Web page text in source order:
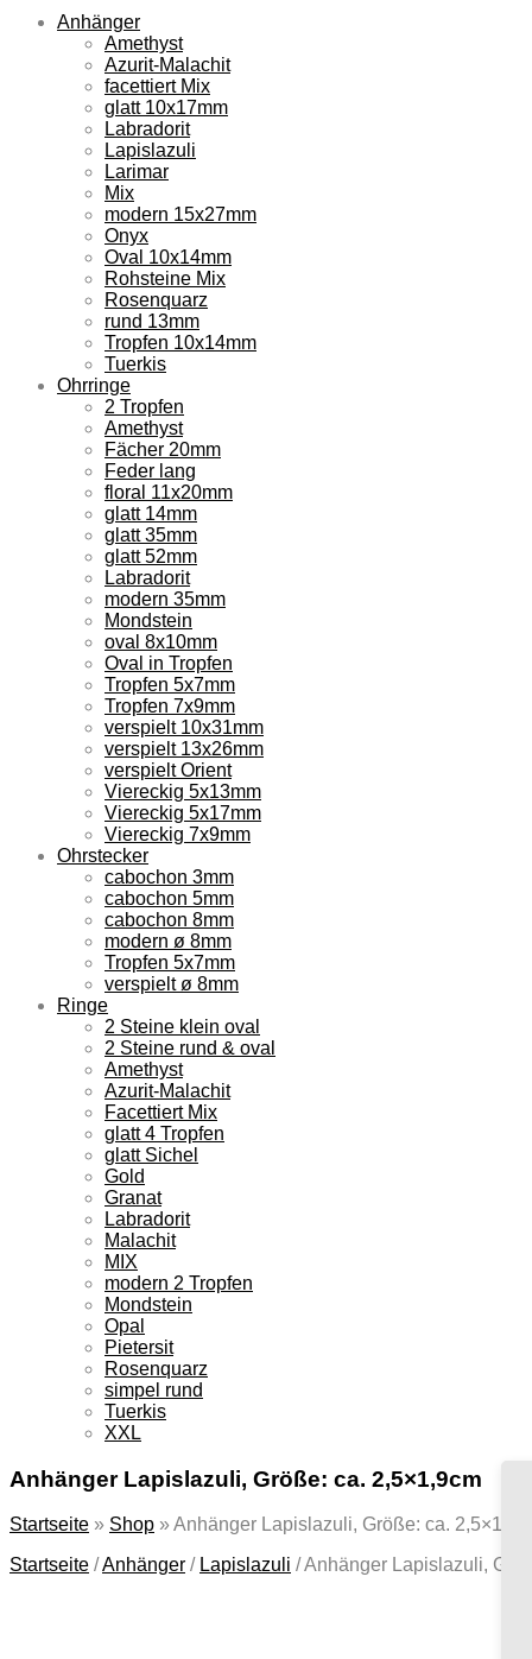
Anhänger
Amethyst
Azurit-Malachit
facettiert Mix
glatt 10x17mm
Labradorit
Lapislazuli
Larimar
Mix
modern 15x27mm
Onyx
Oval 10x14mm
Rohsteine Mix
Rosenquarz
rund 13mm
Tropfen 10x14mm
Tuerkis
Ohrringe
2 Tropfen
Amethyst
Fächer 20mm
Feder lang
floral 11x20mm
glatt 14mm
glatt 35mm
glatt 52mm
Labradorit
modern 35mm
Mondstein
oval 8x10mm
Oval in Tropfen
Tropfen 5x7mm
Tropfen 7x9mm
verspielt 10x31mm
verspielt 13x26mm
verspielt Orient
Viereckig 5x13mm
Viereckig 5x17mm
Viereckig 7x9mm
Ohrstecker
cabochon 3mm
cabochon 5mm
cabochon 8mm
modern ø 8mm
Tropfen 5x7mm
verspielt ø 8mm
Ringe
2 Steine klein oval
2 Steine rund & oval
Amethyst
Azurit-Malachit
Facettiert Mix
glatt 4 Tropfen
glatt Sichel
Gold
Granat
Labradorit
Malachit
MIX
modern 2 Tropfen
Mondstein
Opal
Pietersit
Rosenquarz
simpel rund
Tuerkis
XXL
Anhänger Lapislazuli, Größe: ca. 2,5×1,9cm
Startseite » Shop »Anhänger Lapislazuli, Größe: ca.
Startseite /Anhänger / Lapislazuli /Anhänger Lapislazuli,